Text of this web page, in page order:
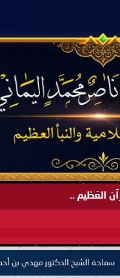
سماحة الشيخ الدكتور مهدي بن